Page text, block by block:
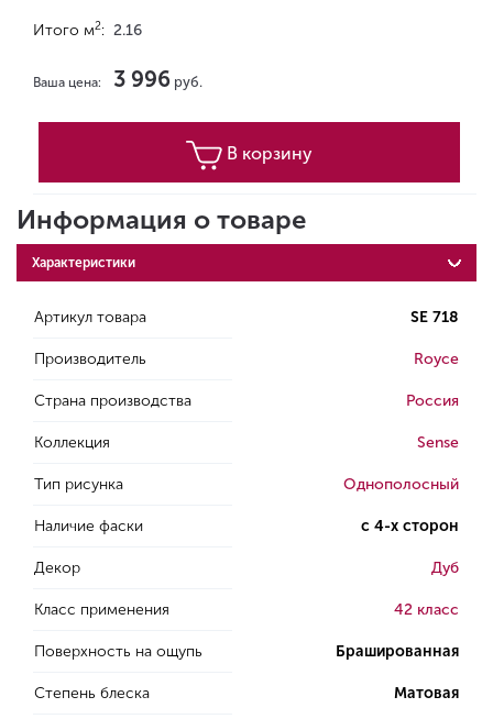
Итого м2: 2.16
Ваша цена: 3 996 руб.
В корзину
Информация о товаре
Характеристики
Артикул товара SE 718
Производитель Royce
Страна производства Россия
Коллекция Sense
Тип рисунка Однополосный
Наличие фаски с 4-х сторон
Декор Дуб
Класс применения 42 класс
Поверхность на ощупь Брашированная
Степень блеска Матовая